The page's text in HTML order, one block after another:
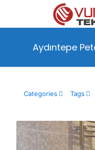
Aydıntepe
Categories Tags